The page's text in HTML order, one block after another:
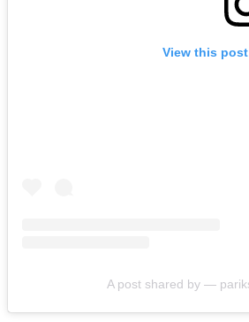
View this
A post shared by —